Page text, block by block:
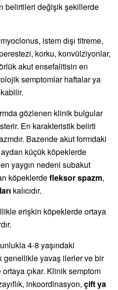
belirtileri değişik şekillerde
istem dışı titreme,
korku, konvülziyonlar,
akut ensefalitisin en
semptomlar haftalar ya
gözlenen klinik bulgular
En karakteristik belirti
Bazende akut formdaki
küçük köpeklerde
yaygın nedeni subakut
köpeklerdefleksor spazm,
kalıcıdır.
erişkin köpeklerde ortaya
4-8 yaşındaki
genellikle yavaş ilerler ve bir
çıkar. Klinik semptom
inkoordinasyon, çift ya